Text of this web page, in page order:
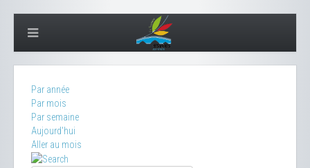
Par année
Par mois
Par semaine
Aujourd'hui
Aller au mois